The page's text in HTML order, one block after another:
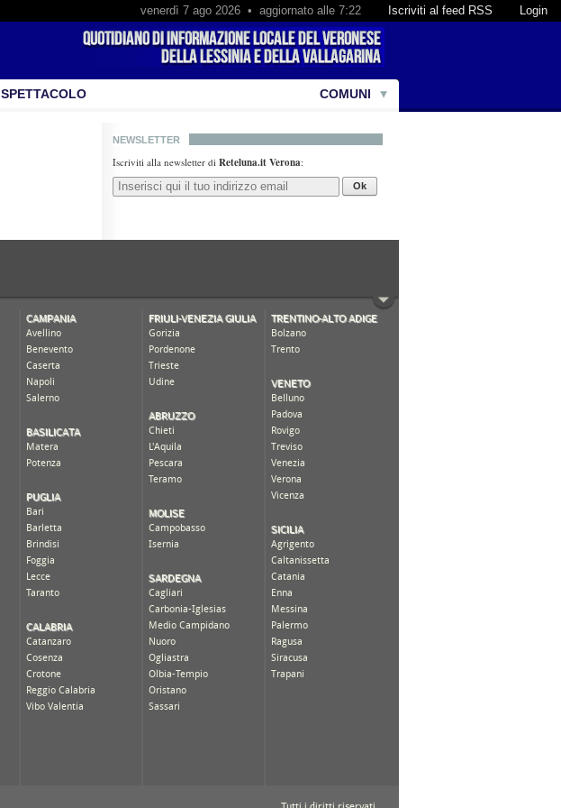
Login
Iscriviti al feed RSS
venerdì 7 ago 2026 • aggiornato alle 7:22
SPETTACOLO COMUNI
NEWSLETTER
Iscriviti alla newsletter di Reteluna.it Verona:
Ok